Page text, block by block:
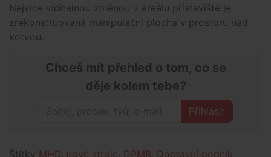
Nejvíce viditelnou změnou v areálu přístaviště je
zrekonstruovaná manipulační plocha v prostoru nad
kotvou.
Chceš mít přehled o tom, co se
děje kolem tebe?
Přihlásit
Štítky MHD nové stroje DPMB Dopravní podnik